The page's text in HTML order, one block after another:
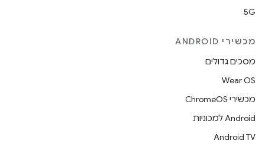
5G
מכשירי ANDROID
מסכים גדולים
Wear OS
מכשירי ChromeOS
Android למכוניות
Android TV